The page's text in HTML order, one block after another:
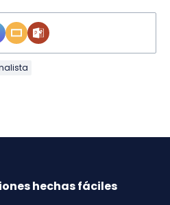
hechas fáciles